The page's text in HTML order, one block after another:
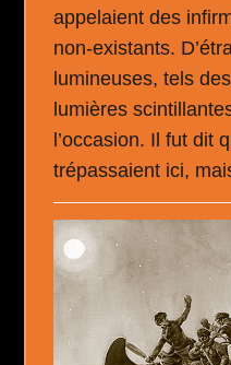
appelaient des
non-existants.
lumineuses, tels
lumières
l’occasion. Il fut dit
trépassaient ici,